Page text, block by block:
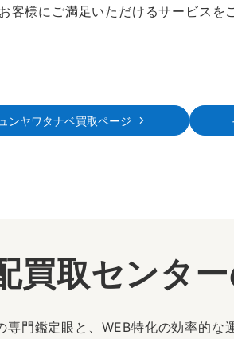
客様にご満足いただけるサービスを
ンヤワタナベ買取ページ
買取センタ
門鑑定眼と、WEB特化の効率的な